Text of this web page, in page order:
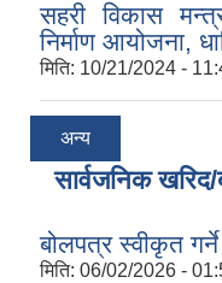
सहरी विकास
निर्माण आयोजना,
मिति: 10/21/2024 -
अन्य
सार्वजनिक
बोलपत्र स्वीकृत
मिति: 06/02/2026 -